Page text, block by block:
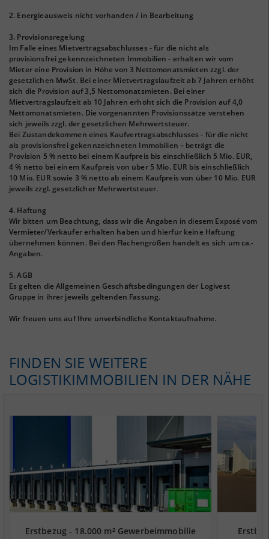
2. Energieausweis nicht vorhanden / in Bearbeitung
3. Provisionsregelung
Im Falle eines Mietvertragsabschlusses - für die nicht als
provisionsfrei gekennzeichneten Immobilien - erhalten wir vom
Mieter eine Provision in Höhe von 3 Nettomonatsmieten zzgl. der
gesetzlichen MwSt. Bei einer Mietvertragslaufzeit ab 7 Jahren erhöht
sich die Provision auf 3,5 Nettomonatsmieten. Bei einer
Mietvertragslaufzeit ab 10 Jahren erhöht sich die Provision auf 4,0
Nettomonatsmieten. Die vorgenannten Provisionssätze verstehen
sich jeweils zzgl. der gesetzlichen Mehrwertsteuer.
Bei Zustandekommen eines Kaufvertragsabschlusses - für die nicht
als provisionsfrei gekennzeichneten Immobilien – beträgt die
Provision 5 % netto bei einem Kaufpreis bis einschließlich 5 Mio. EUR,
4 % netto bei einem Kaufpreis von über 5 Mio. EUR bis einschließlich
10 Mio. EUR sowie 3 % netto ab einem Kaufpreis von über 10 Mio. EUR
jeweils zzgl. gesetzlicher Mehrwertsteuer.
4. Haftung
Wir bitten um Beachtung, dass wir die Angaben in diesem Exposé vom
Vermieter/Verkäufer erhalten haben und hierfür keine Haftung
übernehmen können. Bei den Flächengrößen handelt es sich um ca.-
Angaben.
5. AGB
Es gelten die Allgemeinen Geschäftsbedingungen der Logivest
Gruppe in ihrer jeweils geltenden Fassung.
Wir freuen uns auf Ihre unverbindliche Kontaktaufnahme.
FINDEN SIE WEITERE
LOGISTIKIMMOBILIEN IN DER NÄHE
Erstbezug - 18.000 m² Gewerbeimmobilie